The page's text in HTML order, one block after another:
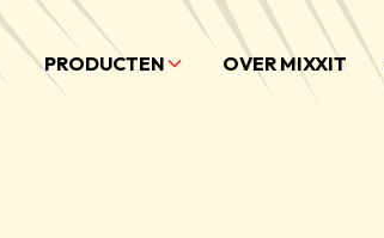
PRODUCTEN OVER MIXXIT